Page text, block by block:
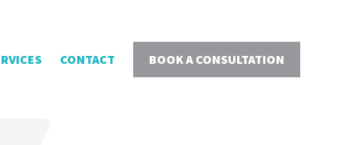
CONTACT BOOK A CONSULTATION